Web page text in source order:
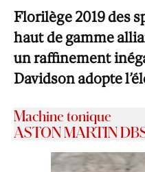
Florilège 2019 des
haut de gamme
un raffinement
Davidson adopte
Machine tonique
ASTON MARTIN